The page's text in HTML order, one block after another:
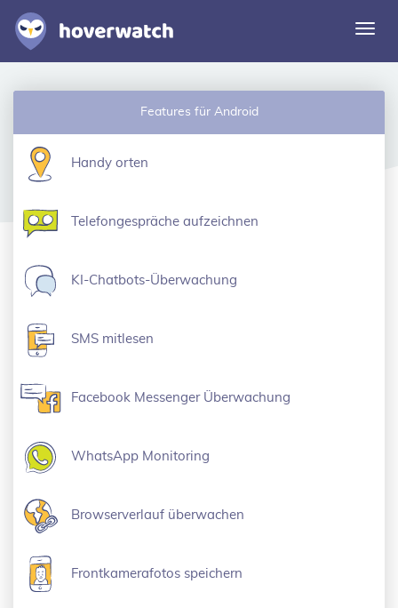
Funktionen
Features für Android
Handy orten
Telefongespräche aufzeichnen
KI-Chatbots-Überwachung
SMS mitlesen
Facebook Messenger Überwachung
WhatsApp Monitoring
Browserverlauf überwachen
Frontkamerafotos speichern